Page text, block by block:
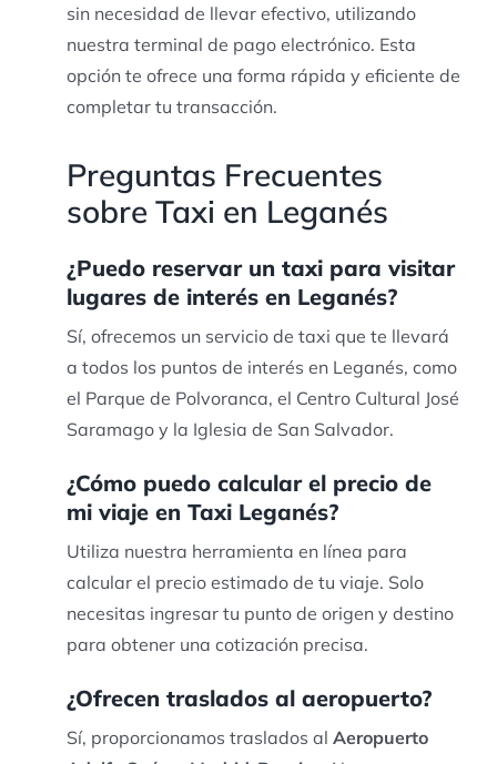
sin necesidad de llevar efectivo, utilizando
nuestra terminal de pago electrónico. Esta
opción te ofrece una forma rápida y eficiente de
completar tu transacción.
Preguntas Frecuentes
sobre Taxi en Leganés
¿Puedo reservar un taxi para visitar
lugares de interés en Leganés?
Sí, ofrecemos un servicio de taxi que te llevará
a todos los puntos de interés en Leganés, como
el Parque de Polvoranca, el Centro Cultural José
Saramago y la Iglesia de San Salvador.
¿Cómo puedo calcular el precio de
mi viaje en Taxi Leganés?
Utiliza nuestra herramienta en línea para
calcular el precio estimado de tu viaje. Solo
necesitas ingresar tu punto de origen y destino
para obtener una cotización precisa.
¿Ofrecen traslados al aeropuerto?
Sí, proporcionamos traslados al Aeropuerto